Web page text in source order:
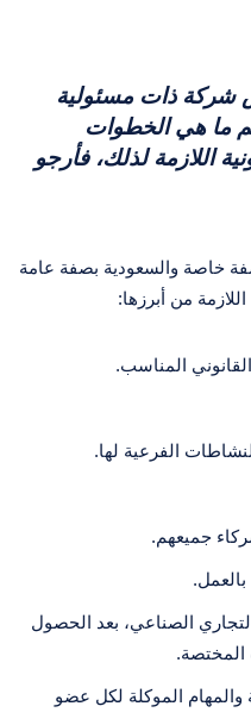
شركة ذات مسئولية
ما هي الخطوات
اللازمة لذلك، فأرجو
خاصة والسعودية بصفة عامة
اللازمة من أبرزها:
المناسب.
الفرعية لها.
جميعهم.
الصناعي، بعد الحصول
المختصة.
الموكلة لكل عضو